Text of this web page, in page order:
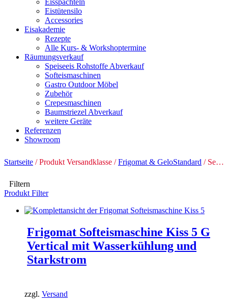
Eistütensilo
Accessories
Eisakademie
Rezepte
Alle Kurs- & Workshoptermine
Räumungsverkauf
Speiseeis Rohstoffe Abverkauf
Softeismaschinen
Gastro Outdoor Möbel
Zubehör
Crepesmaschinen
Baumstriezel Abverkauf
weitere Geräte
Referenzen
Showroom
Startseite / Produkt Versandklasse /Frigomat & GeloStandard / Seite 2
Filtern
Produkt Filter
Frigomat Softeismaschine Kiss 5 G
Vertical mit Wasserkühlung und
Starkstrom
zzgl. Versand